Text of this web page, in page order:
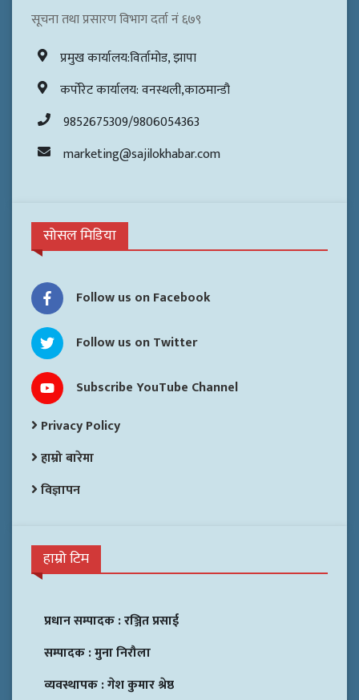
सूचना तथा प्रसारण विभाग दर्ता नं ६७९
प्रमुख कार्यालय:विर्तामोड, झापा
कर्पोरेट कार्यालय: वनस्थली,काठमान्डौ
9852675309/9806054363
marketing@sajilokhabar.com
सोसल मिडिया
Follow us on Facebook
Follow us on Twitter
Subscribe YouTube Channel
Privacy Policy
हाम्रो बारेमा
विज्ञापन
हाम्रो टिम
प्रधान सम्पादक :रञ्जित प्रसाई
सम्पादक :मुना निरौला
व्यवस्थापक :गेश कुमार श्रेष्ठ